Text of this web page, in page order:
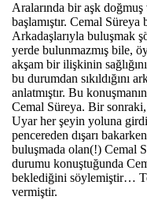
Aralarında bir aşk
başlamıştır. Cemal
Arkadaşlarıyla buluşmak
yerde bulunmazmış bile,
akşam bir ilişkinin
bu durumdan sıkıldığını
anlatmıştır. Bu
Cemal Süreya. Bir
Uyar her şeyin yoluna
pencereden dışarı
buluşmada olan(!) Cemal
durumu konuştuğunda
beklediğini söylemiştir…
vermiştir.